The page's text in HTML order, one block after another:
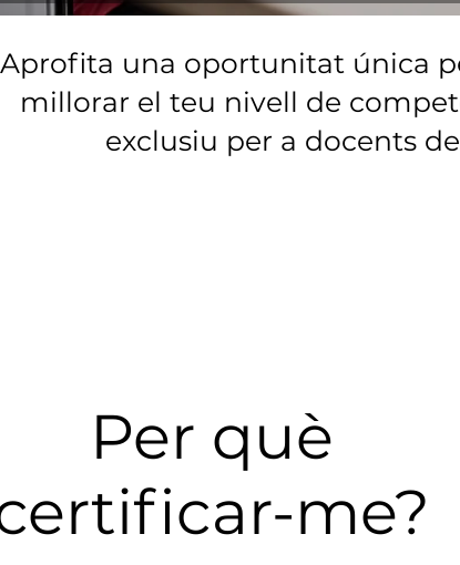
Per què
me?
Aprofita una oportunitat única
millorar el teu nivell de
exclusiu per a docents